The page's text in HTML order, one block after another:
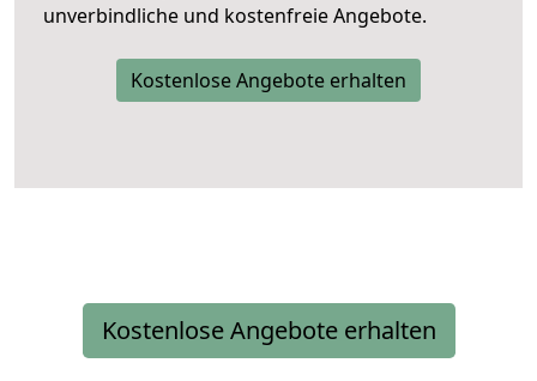
unverbindliche und kostenfreie Angebote.
Kostenlose Angebote erhalten
Kostenlose Angebote erhalten